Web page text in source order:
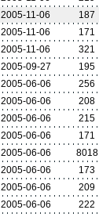
2005-11-06
187
2005-11-06
171
2005-11-06
321
2005-09-27
195
2005-06-06
256
2005-06-06
208
2005-06-06
215
2005-06-06
171
2005-06-06
8018
2005-06-06
173
2005-06-06
209
2005-06-06
222